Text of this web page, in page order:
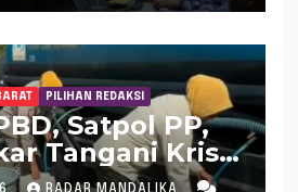
PILIHAN REDAKSI
Satpol PP,
Tangani Krisis
di Lobar